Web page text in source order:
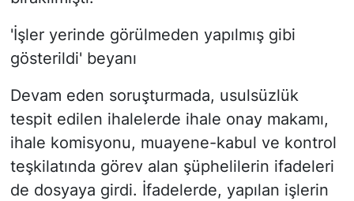
'İşler yerinde görülmeden yapılmış gibi
gösterildi' beyanı
Devam eden soruşturmada, usulsüzlük
tespit edilen ihalelerde ihale onay makamı,
ihale komisyonu, muayene-kabul ve kontrol
teşkilatında görev alan şüphelilerin ifadeleri
de dosyaya girdi. İfadelerde, yapılan işlerin